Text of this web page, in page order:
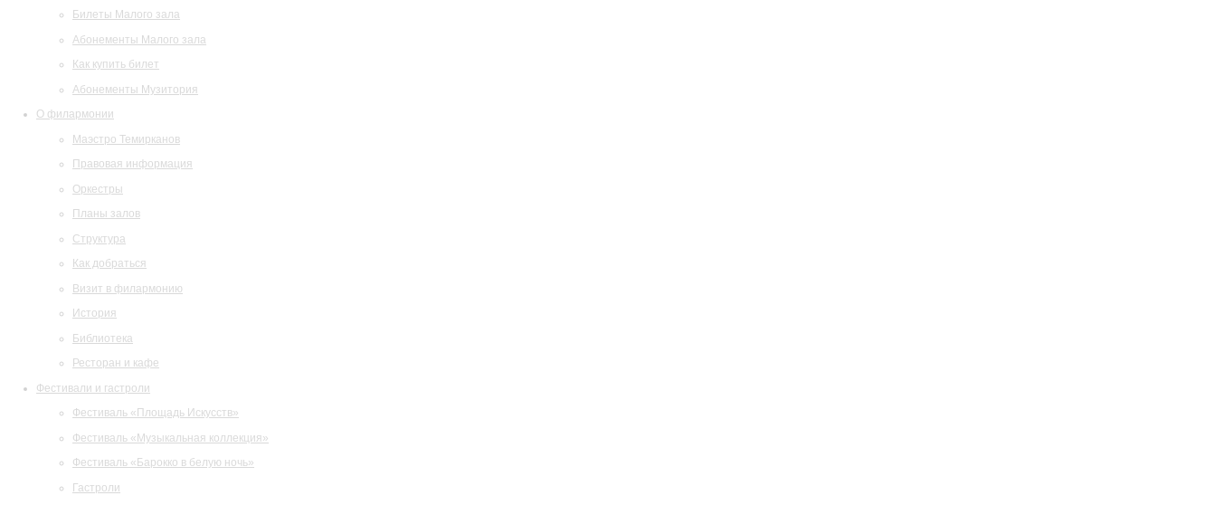
Билеты Малого зала
Абонементы Малого зала
Как купить билет
Абонементы Музитория
О филармонии
Маэстро Темирканов
Правовая информация
Оркестры
Планы залов
Структура
Как добраться
Визит в филармонию
История
Библиотека
Ресторан и кафе
Фестивали и гастроли
Фестиваль «Площадь Искусств»
Фестиваль «Музыкальная коллекция»
Фестиваль «Барокко в белую ночь»
Гастроли